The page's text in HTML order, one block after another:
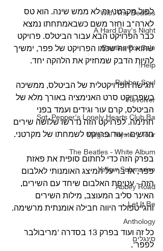
With The Beatles
A Hard Day's Night
Beatles For Sale
Help!
Rubber Soul
Revolver
Sgt. Pepper's Lonely Hearts Club Ba
Magical Mystery Tour
The Beatles - White Album
Yellow Submarine
Abbey Road
Let It Be
Anthology
סינגלים
לפול מקרטני זה לא ממש שינה. הוא טס
לארה"ב וחזר משם כשבאמתחתו נמצא
כבר הפרויקט הבא עבור הביטלס. פרויקט
שהוא קיווה שכמו הפרויקט של פפר, ימשיך
להיות הדבק שמחזיק את הלהקה יחד.
הגישה הפרויקטלית של הביטלס, ממשיכה
כשפרויקט סרט האנימציה באורך מלא של
הביטלס, קרם עור וגידים ועמד בפני
חתימה. לפרויקט הזה נדרשו שלושה שירים
חדשים - עוד פרויקט לשמחתו של מקרטני.
בפרק הזה כדי לחתום סופית את פאזת
פפר, אדבר על המיצג האומנותי לאלבום
הזה - עטיפת האלבום שיחד עם השירים,
האינר סליב המעוצב, מילות השירים
והגייטפולד היווה חבילה אומנתית מרשימה.
כל זה ועוד בפרק 13 בסדרה 'מריבולבר
לפפר'.